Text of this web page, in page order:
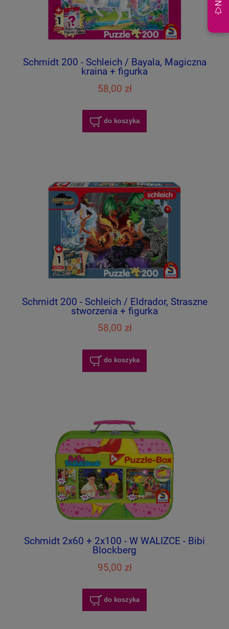
Schmidt 200 - Schleich / Bayala, Magiczna
kraina + figurka
58,00 zł
do koszyka
Schmidt 200 - Schleich / Eldrador, Straszne
stworzenia + figurka
58,00 zł
do koszyka
Schmidt 2x60 + 2x100 - W WALIZCE - Bibi
Blockberg
95,00 zł
do koszyka